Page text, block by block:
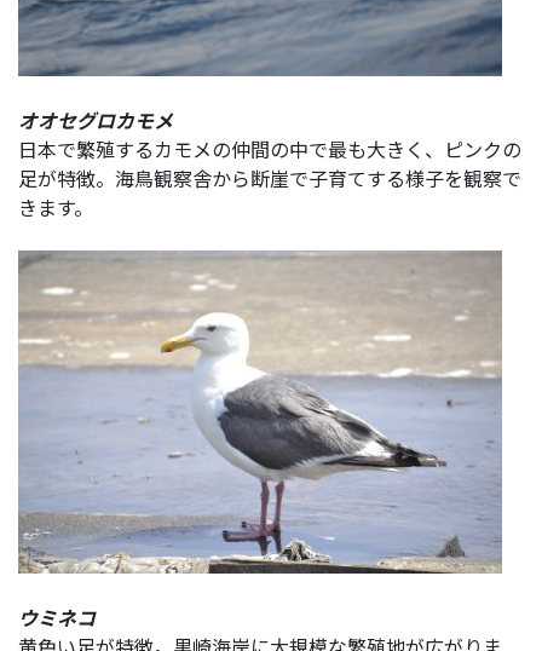
オオセグロカモメ
日本で繁殖するカモメの仲間の中で最も大きく、ピンクの
足が特徴。海鳥観察舎から断崖で子育てする様子を観察で
きます。
ウミネコ